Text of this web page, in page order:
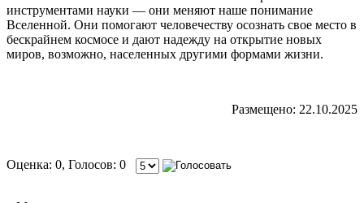
инструментами науки — они меняют наше понимание
Вселенной. Они помогают человечеству осознать свое место в
бескрайнем космосе и дают надежду на открытие новых
миров, возможно, населенных другими формами жизни.
Размещено: 22.10.2025
Оценка: 0, Голосов: 0